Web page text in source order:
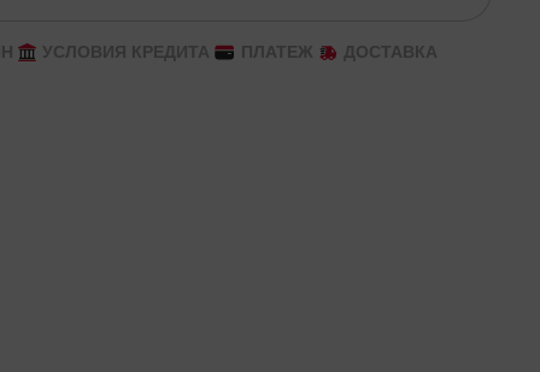
УСЛОВИЯ КРЕДИТА ПЛАТЕЖ ДОСТАВКА